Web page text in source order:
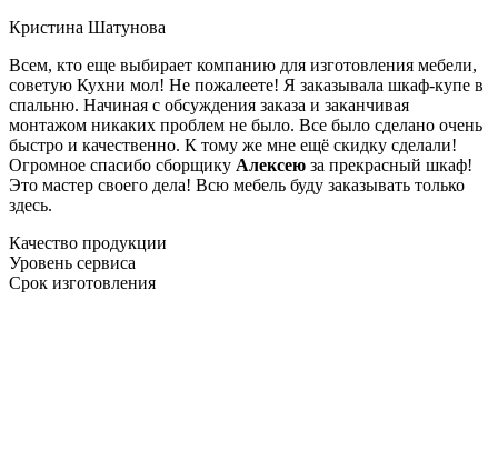
Кристина Шатунова
Всем, кто еще выбирает компанию для изготовления мебели,
советую Кухни мол! Не пожалеете! Я заказывала шкаф-купе в
спальню. Начиная с обсуждения заказа и заканчивая
монтажом никаких проблем не было. Все было сделано очень
быстро и качественно. К тому же мне ещё скидку сделали!
Огромное спасибо сборщику Алексею за прекрасный шкаф!
Это мастер своего дела! Всю мебель буду заказывать только
здесь.
Качество продукции
Уровень сервиса
Срок изготовления